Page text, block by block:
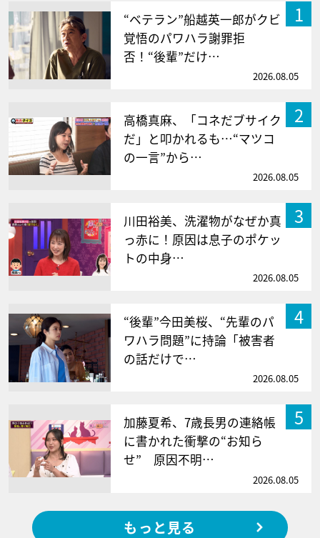
1
“ベテラン”船越英一郎がクビ
覚悟のパワハラ謝罪拒
否！“後輩”だけ…
2026.08.05
2
高橋真麻、「コネだブサイク
だ」と叩かれるも…“マツコ
の一言”から…
2026.08.05
3
川田裕美、洗濯物がなぜか真
っ赤に！原因は息子のポケッ
トの中身…
2026.08.05
4
“後輩”今田美桜、“先輩のパ
ワハラ問題”に持論「被害者
の話だけで…
2026.08.05
5
加藤夏希、7歳長男の連絡帳
に書かれた衝撃の“お知ら
せ” 原因不明…
2026.08.05
もっと見る